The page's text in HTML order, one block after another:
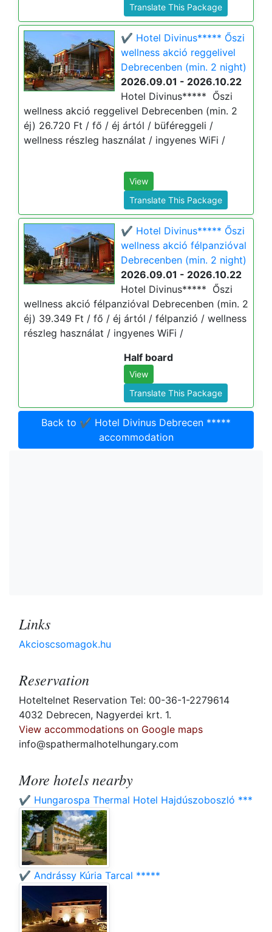
Translate This Package
✔️ Hotel Divinus***** Őszi
wellness akció reggelivel
Debrecenben (min. 2 night)
2026.09.01 - 2026.10.22
Hotel Divinus***** Őszi
wellness akció reggelivel Debrecenben (min. 2
éj) 26.720 Ft / fő / éj ártól / büféreggeli /
wellness részleg használat / ingyenes WiFi /
View
Translate This Package
✔️ Hotel Divinus***** Őszi
wellness akció félpanzióval
Debrecenben (min. 2 night)
2026.09.01 - 2026.10.22
Hotel Divinus***** Őszi
wellness akció félpanzióval Debrecenben (min. 2
éj) 39.349 Ft / fő / éj ártól / félpanzió / wellness
részleg használat / ingyenes WiFi /
Half board
View
Translate This Package
Back to ✔️ Hotel Divinus Debrecen *****
accommodation
Links
Akcioscsomagok.hu
Reservation
Hoteltelnet Reservation Tel: 00-36-1-2279614
4032 Debrecen, Nagyerdei krt. 1.
View accommodations on Google maps
info@spathermalhotelhungary.com
More hotels nearby
✔️ Hungarospa Thermal Hotel Hajdúszoboszló ***
✔️ Andrássy Kúria Tarcal *****